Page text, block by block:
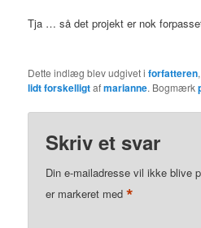
Tja … så det projekt er nok
Dette indlæg blev udgivet iforfatteren
lidt forskelligtafmarianne. Bogmærk
Skriv et svar
Din e-mailadresse vil ikke blive
er markeret med*